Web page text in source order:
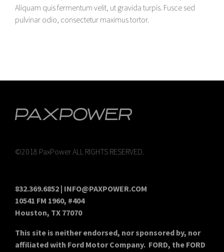
Aliquam quis fermentum velit, ut gravida turpis. Fusce sed
pulvinar odio, consectetur maximus tortor.
©2018 PaxPower ALL RIGHTS RESERVED.
832.369.6852 | INFO@PAXPOWER.COM
10541 FM 1960, #404
Houston, TX 77070
This site is neither endorsed, nor sponsored by, nor
affiliated with Ford Motor Company. FORD, the FORD